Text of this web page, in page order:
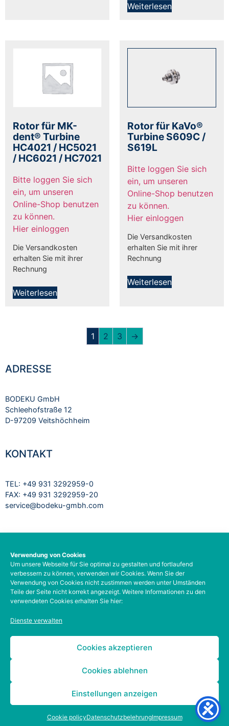
Verwendung von Cookies
Um unsere Webseite für Sie optimal zu gestalten und fortlaufend
verbessern zu können, verwenden wir Cookies. Wenn Sie der
Verwendung von Cookies nicht zustimmen werden unter Umständen
Teile der Seite nicht korrekt angezeigt. Weitere Informationen zu den
verwendeten Cookies erhalten Sie hier:
Dienste verwalten
Cookies akzeptieren
Cookies ablehnen
Einstellungen anzeigen
Cookie policyDatenschutzbelehrungImpressum
Weiterlesen
Rotor für MK-
dent® Turbine
HC4021 / HC5021
/ HC6021 / HC7021
Bitte loggen Sie sich
ein, um unseren
Online-Shop benutzen
zu können.
Hier einloggen
Die Versandkosten
erhalten Sie mit ihrer
Rechnung
Weiterlesen
Rotor für KaVo®
Turbine S609C /
S619L
Bitte loggen Sie sich
ein, um unseren
Online-Shop benutzen
zu können.
Hier einloggen
Die Versandkosten
erhalten Sie mit ihrer
Rechnung
Weiterlesen
1 2 3 →
ADRESSE
BODEKU GmbH
Schleehofstraße 12
D-97209 Veitshöchheim
KONTAKT
TEL: +49 931 3292959-0
FAX: +49 931 3292959-20
service@bodeku-gmbh.com
Impressum
Datenschutzbelehrung
AGB
Barrierefreiheit
Kontodetails